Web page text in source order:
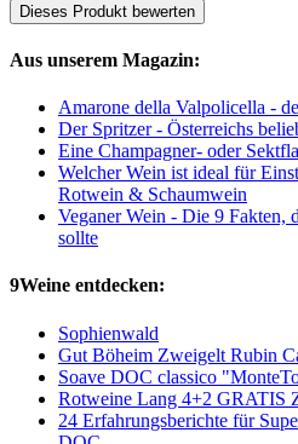
Dieses Produkt bewerten
Aus unserem Magazin:
Amarone della Valpolicella -
Der Spritzer - Österreichs
Eine Champagner- oder
Welcher Wein ist ideal für
Rotwein & Schaumwein
Veganer Wein - Die 9 Fakten,
sollte
9Weine entdecken:
Sophienwald
Gut Böheim Zweigelt Rubin
Soave DOC classico
Rotweine Lang 4+2 GRATIS
24 Erfahrungsberichte für